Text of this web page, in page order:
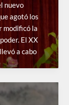
nuevo
agotó los
modificó la
El XX
a cabo